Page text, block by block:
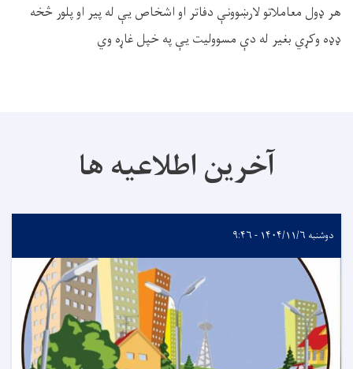
هر ډول معاملاتو لارښوونې دفاتر او اشخاص يې له پير او پلور څخه
ډډه وکړي بغير له دې مسوولیت يې په خپل غاړه وي
آخرین اطلاعیه ها
دوشنبه ۱۴۰۴/۱۱/۶ - ۹:۴۶